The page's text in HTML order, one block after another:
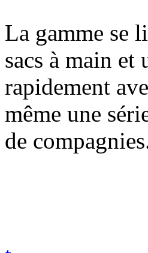
La gamme se
sacs à main et
rapidement
même une
de